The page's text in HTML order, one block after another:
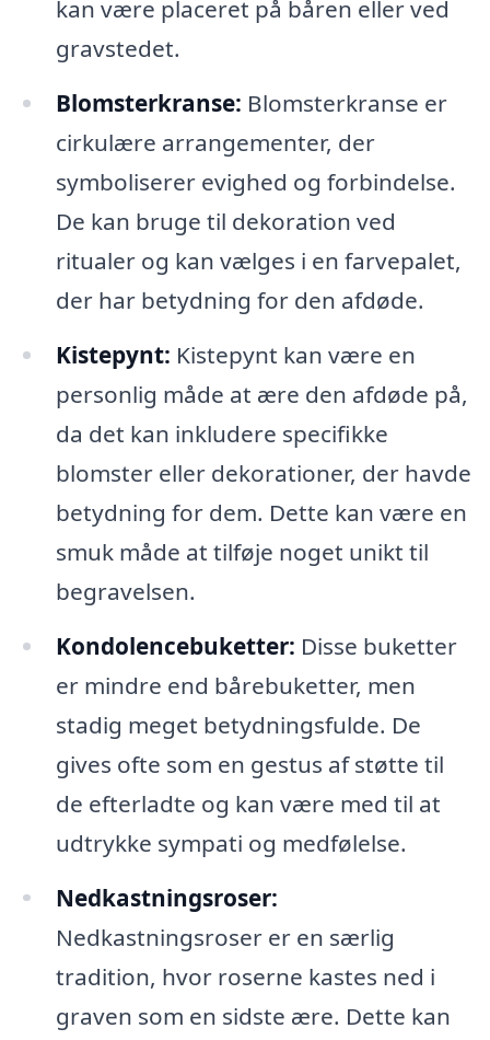
kan være placeret på båren eller ved
gravstedet.
Blomsterkranse: Blomsterkranse er
cirkulære arrangementer, der
symboliserer evighed og forbindelse.
De kan bruge til dekoration ved
ritualer og kan vælges i en farvepalet,
der har betydning for den afdøde.
Kistepynt: Kistepynt kan være en
personlig måde at ære den afdøde på,
da det kan inkludere specifikke
blomster eller dekorationer, der havde
betydning for dem. Dette kan være en
smuk måde at tilføje noget unikt til
begravelsen.
Kondolencebuketter: Disse buketter
er mindre end bårebuketter, men
stadig meget betydningsfulde. De
gives ofte som en gestus af støtte til
de efterladte og kan være med til at
udtrykke sympati og medfølelse.
Nedkastningsroser:
Nedkastningsroser er en særlig
tradition, hvor roserne kastes ned i
graven som en sidste ære. Dette kan